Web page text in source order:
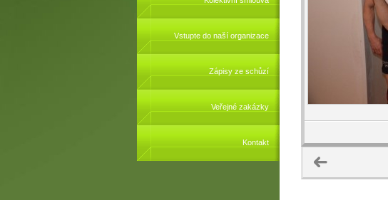
Vstupte do naší organizace
Zápisy ze schůzí
Veřejné zakázky
Kontakt